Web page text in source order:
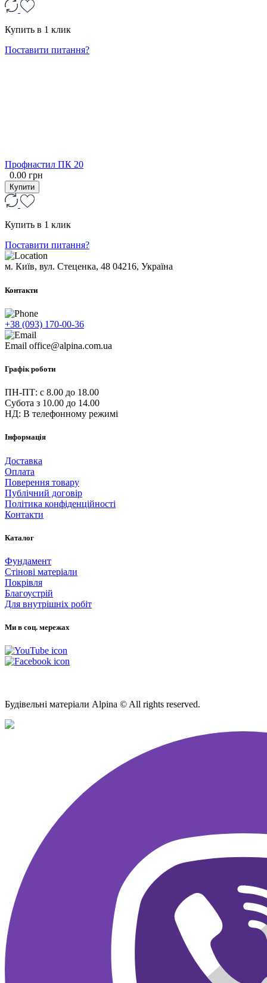
Купить в 1 клик
Поставити питання?
Профнастил ПК 20
0.00 грн
Купити
Купить в 1 клик
Поставити питання?
м. Київ, вул. Стеценка, 48 04216, Україна
Контакти
+38 (093) 170-00-36
Email office@alpina.com.ua
Графік роботи
ПН-ПТ: c 8.00 до 18.00
Субота з 10.00 до 14.00
НД: В телефонному режимі
Інформація
Доставка
Оплата
Поверення товару
Публічний договір
Політика конфіденційності
Контакти
Каталог
Фундамент
Стінові матеріали
Покрівля
Благоустрій
Для внутрішніх робіт
Ми в соц. мережах
Будівельні матеріали Alpina © All rights reserved.